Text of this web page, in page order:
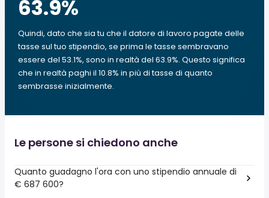
63.9%
Quindi, dato che sia tu che il datore di lavoro pagate delle
tasse sul tuo stipendio, se prima le tasse sembravano
essere del 53.1%, sono in realtà del 63.9%. Questo significa
che in realtà paghi il 10.8% in più di tasse di quanto
sembrasse inizialmente.
Le persone si chiedono anche
Quanto guadagno l'ora con uno stipendio annuale di
€ 687 600?